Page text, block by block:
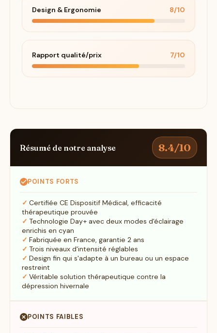
Design & Ergonomie 8/10
Rapport qualité/prix 7/10
Résumé de notre analyse 8.4/10
POINTS FORTS
Certifiée CE Dispositif Médical, efficacité
thérapeutique prouvée
Technologie Day+ avec deux modes d'éclairage
enrichis en cyan
Fabriquée en France, garantie 2 ans
Trois niveaux d'intensité réglables
Design fin qui s'adapte à un bureau ou un espace
restreint
Véritable solution thérapeutique contre la
dépression hivernale
POINTS FAIBLES